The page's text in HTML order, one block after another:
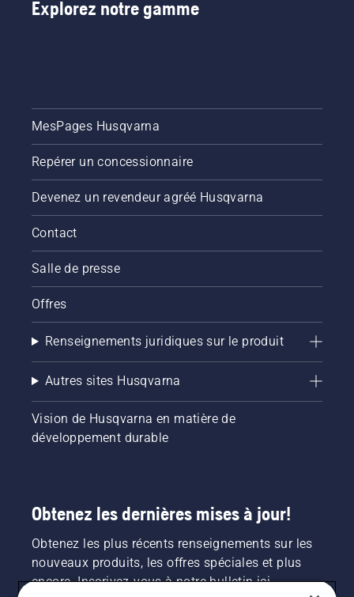
Explorez notre gamme
MesPages Husqvarna
Repérer un concessionnaire
Devenez un revendeur agréé Husqvarna
Contact
Salle de presse
Offres
Renseignements juridiques sur le produit
Autres sites Husqvarna
Vision de Husqvarna en matière de
développement durable
Obtenez les dernières mises à jour!
Obtenez les plus récents renseignements sur les
nouveaux produits, les offres spéciales et plus
encore. Inscrivez-vous à notre bulletin ici.